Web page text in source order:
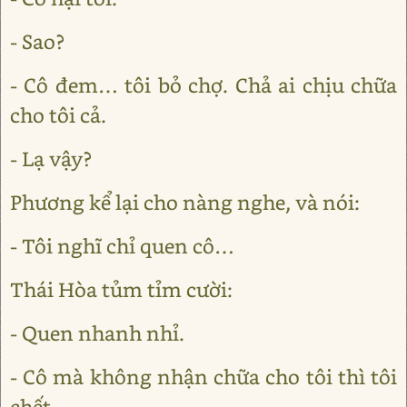
- Sao?
- Cô đem… tôi bỏ chợ. Chả ai chịu chữa
cho tôi cả.
- Lạ vậy?
Phương kể lại cho nàng nghe, và nói:
- Tôi nghĩ chỉ quen cô…
Thái Hòa tủm tỉm cười:
- Quen nhanh nhỉ.
- Cô mà không nhận chữa cho tôi thì tôi